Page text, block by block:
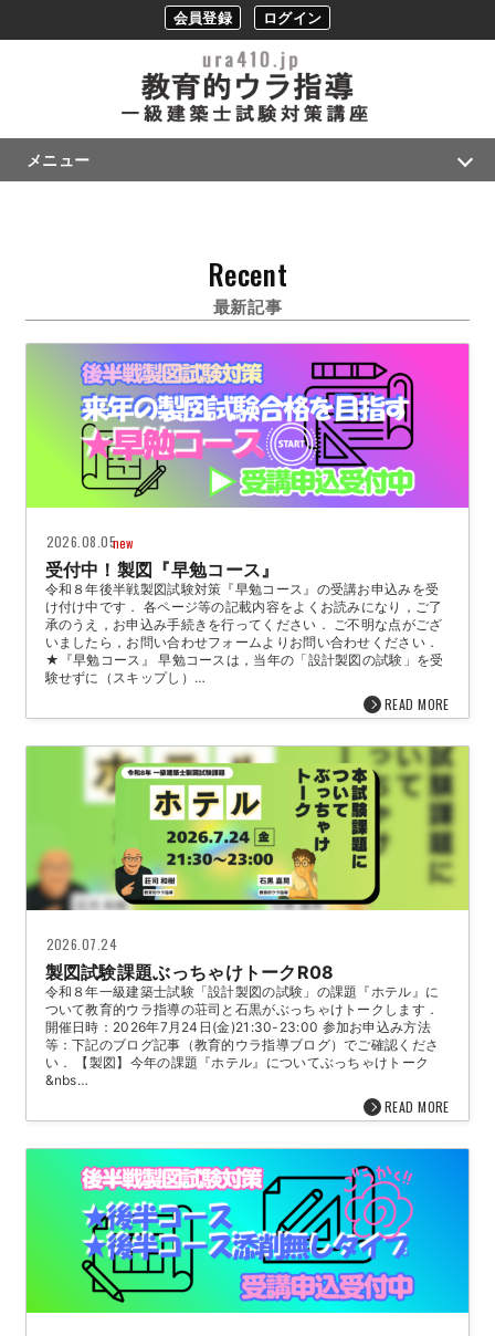
会員登録 ログイン
メニュー
Recent
最新記事
2026.08.05new
受付中！製図『早勉コース』
令和８年後半戦製図試験対策『早勉コース』の受講お申込みを受
け付け中です． 各ページ等の記載内容をよくお読みになり，ご了
承のうえ，お申込み手続きを行ってください． ご不明な点がござ
いましたら，お問い合わせフォームよりお問い合わせください．
★『早勉コース』 早勉コースは，当年の「設計製図の試験」を受
験せずに（スキップし）…
READ MORE
2026.07.24
製図試験課題ぶっちゃけトークR08
令和８年一級建築士試験「設計製図の試験」の課題『ホテル』に
ついて教育的ウラ指導の荘司と石黒がぶっちゃけトークします．
開催日時：2026年7月24日(金)21:30-23:00 参加お申込み方法
等：下記のブログ記事（教育的ウラ指導ブログ）でご確認くださ
い． 【製図】今年の課題『ホテル』についてぶっちゃけトーク
&nbs…
READ MORE